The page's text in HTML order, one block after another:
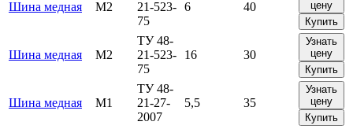
Шина медная М2
21-523-
75
6 40
цену
Купить
Шина медная М2
ТУ 48-
21-523-
75
16 30
Узнать
цену
Купить
Шина медная М1
ТУ 48-
21-27-
2007
5,5 35
Узнать
цену
Купить